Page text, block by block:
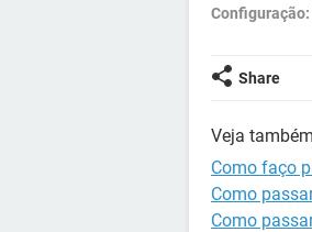
Configuração:
Share
Veja
Como faço
Como
Como